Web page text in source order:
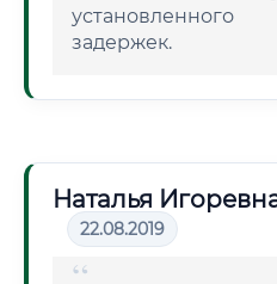
задержек.
Наталья
22.08.2019